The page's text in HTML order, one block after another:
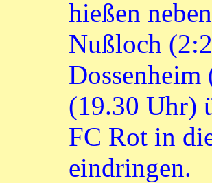
hießen
Nußloch
(19.30 Uhr)
FC Rot in
eindringen.